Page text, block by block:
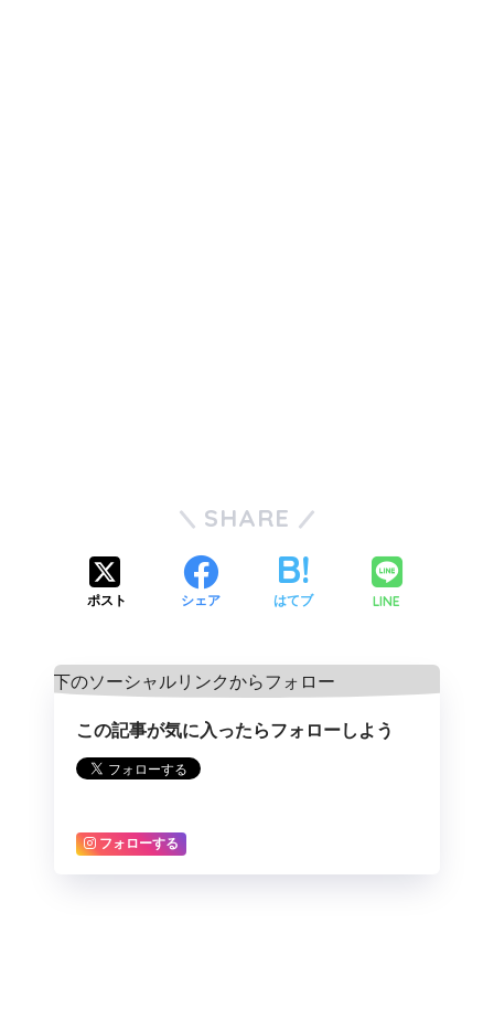
SHARE
ポスト シェア はてブ LINE
この記事が気に入ったらフォローしよう
フォローする